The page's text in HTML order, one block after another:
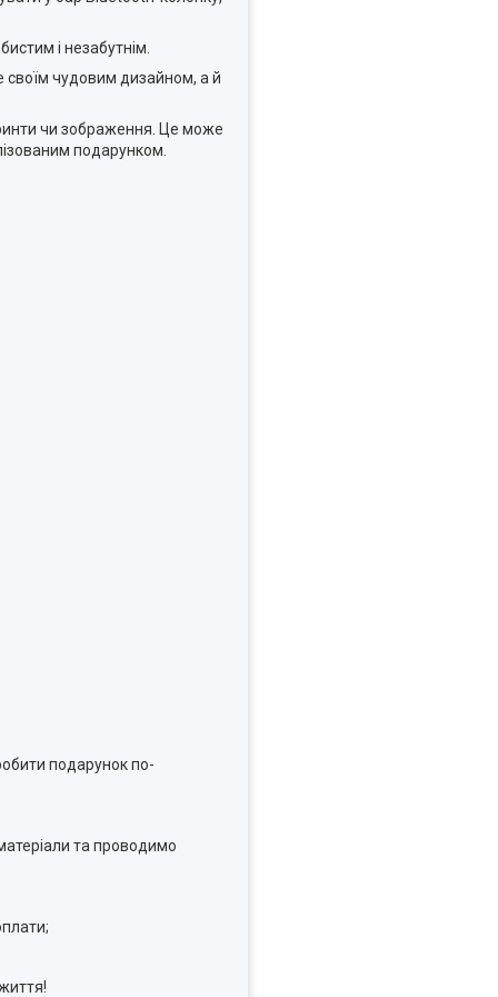
і незабутнім.
своїм чудовим дизайном, а й
чи зображення. Це може
подарунком.
подарунок по-
та проводимо